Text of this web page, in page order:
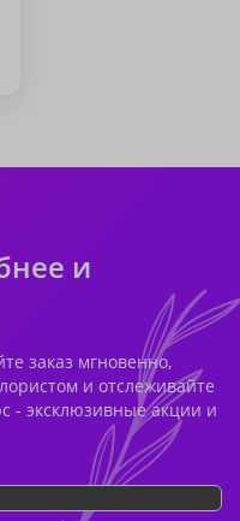
и
заказ мгновенно,
и отслеживайте
- эксклюзивные акции и